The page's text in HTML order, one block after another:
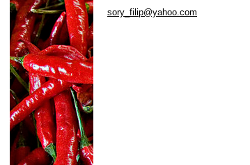
sory_filip@yahoo.com